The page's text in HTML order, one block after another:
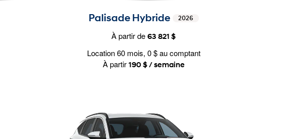
Palisade Hybride 2026
À partir de63 821 $
Location 60 mois, 0 $ au comptant
À partir 190 $ / semaine